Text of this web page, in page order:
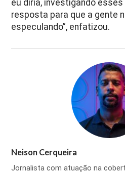
eu diria, investigando
resposta para que a gente
especulando”, enfatizou.
Neison Cerqueira
Jornalista com atuação na